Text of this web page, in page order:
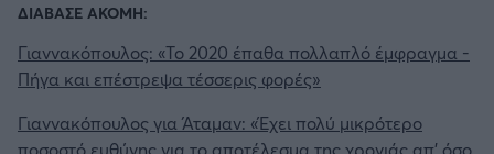
ΔΙΑΒΑΣΕ ΑΚΟΜΗ:
Γιαννακόπουλος: «Το 2020 έπαθα πολλαπλό έμφραγμα -
Πήγα και επέστρεψα τέσσερις φορές»
Γιαννακόπουλος για Άταμαν: «Έχει πολύ μικρότερο
ποσοστό ευθύνης για το αποτέλεσμα της χρονιάς απ' όσο